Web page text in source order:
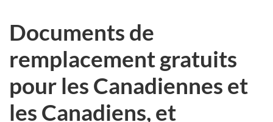
Documents de
remplacement gratuits
pour les Canadiennes et
les Canadiens, et